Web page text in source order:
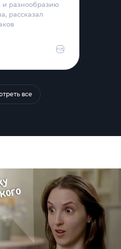
и разнообразию
рассказал
все